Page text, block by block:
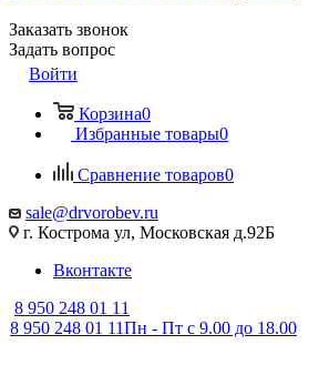
Заказать звонок
Задать вопрос
Войти
Корзина0
Избранные товары0
Сравнение товаров0
sale@drvorobev.ru
г. Кострома ул, Московская д.92Б
Вконтакте
8 950 248 01 11
8 950 248 01 11Пн - Пт с 9.00 до 18.00